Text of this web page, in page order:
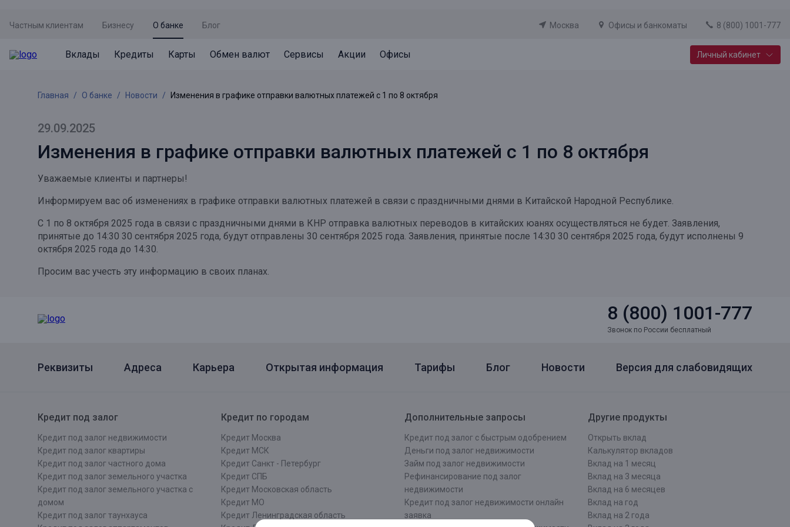
Частным клиентам Бизнесу О банке Блог Москва Офисы и банкоматы 8 (800) 1001-777
Вклады
Не упусти момент
Просто вклад
Накопительный
Новый старт
Валютный плюс
Онлайн
Система страхования вкладов
Архив вкладов
Кредиты
Кредит под залог недвижимости
Рефинансирование
Кредит на автомобиль
Все кредиты
Привилегии для клиентов
Реструктуризация
Карты
Дебетовая карта с пакетом услуг
Премиальная карта Mir Supreme
Пенсионная карта
Все карты
Документы
Кешбэк
Обмен валют
Курсы валют
Бронирование валюты
Курсы валют ЦБ
Сервисы
Оплата кредита
Оценка недвижимости
Подбор новой недвижимости
Госуслуги
Регистрация в ЕБС
Удаленная идентификация
Подтверждение согласия через Госуслуги
Акции
Акция «Приведи друга»
Акция «Ставка на бизнес»
Офисы Личный кабинет
Главная О банке Новости Изменения в графике отправки валютных платежей c 1 по 8 октября
29.09.2025
Изменения в графике отправки валютных платежей c 1 по 8 октября
Уважаемые клиенты и партнеры!
Информируем вас об изменениях в графике отправки валютных платежей в связи с праздничными днями в Китайской Народной Республике.
С 1 по 8 октября 2025 года в связи с праздничными днями в КНР отправка валютных переводов в китайских юанях осуществляться не будет. Заявления,
принятые до 14:30 30 сентября 2025 года, будут отправлены 30 сентября 2025 года. Заявления, принятые после 14:30 30 сентября 2025 года, будут исполнены 9
октября 2025 года до 14:30.
Просим вас учесть эту информацию в своих планах.
8 (800) 1001-777
Звонок по России бесплатный
Реквизиты Адреса Карьера Открытая информация Тарифы Блог Новости Версия для слабовидящих
Кредит под залог
Кредит под залог недвижимости
Кредит под залог квартиры
Кредит под залог частного дома
Кредит под залог земельного участка
Кредит под залог земельного участка с
домом
Кредит под залог таунхауса
Кредит по городам
Кредит Москва
Кредит МСК
Кредит Санкт - Петербург
Кредит СПБ
Кредит Московская область
Кредит МО
Кредит Ленинградская область
Дополнительные запросы
Кредит под залог с быстрым одобрением
Деньги под залог недвижимости
Займ под залог недвижимости
Рефинансирование под залог
недвижимости
Кредит под залог недвижимости онлайн
заявка
Другие продукты
Открыть вклад
Калькулятор вкладов
Вклад на 1 месяц
Вклад на 3 месяца
Вклад на 6 месяцев
Вклад на год
Вклад на 2 года